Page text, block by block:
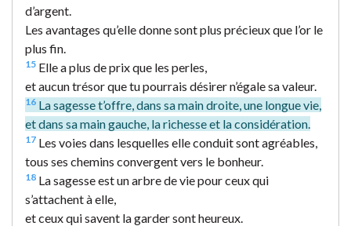
d’argent.
Les avantages qu’elle donne sont plus précieux que l’or le
plus fin.
15 Elle a plus de prix que les perles,
et aucun trésor que tu pourrais désirer n’égale sa valeur.
16 La sagesse t’offre, dans sa main droite, une longue vie,
et dans sa main gauche, la richesse et la considération.
17 Les voies dans lesquelles elle conduit sont agréables,
tous ses chemins convergent vers le bonheur.
18 La sagesse est un arbre de vie pour ceux qui
s’attachent à elle,
et ceux qui savent la garder sont heureux.